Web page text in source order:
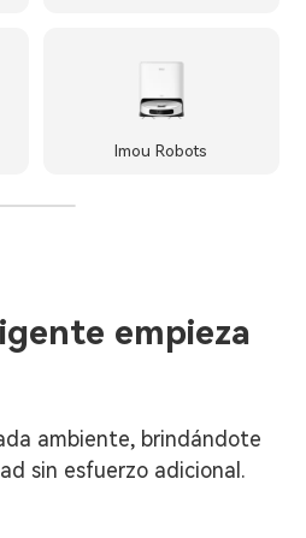
Imou Robots
empieza
ambiente, brindándote
sin esfuerzo adicional.